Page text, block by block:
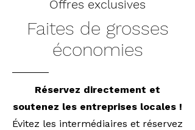
Offres exclusives
Faites de grosses
économies
Réservez directement et
soutenez les entreprises locales !
Évitez les intermédiaires et réservez